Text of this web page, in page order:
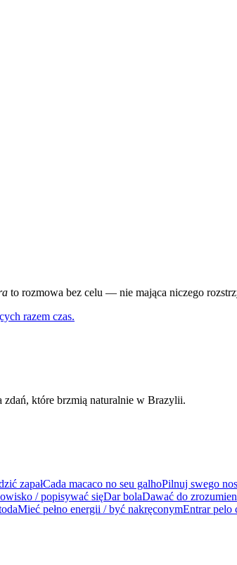
to rozmowa bez celu — nie mająca niczego
razem czas.
które brzmią naturalnie w Brazylii.
zapałCada macaco no seu galhoPilnuj swego
/ popisywać sięDar bolaDawać do
Mieć pełno energii / być nakręconymEntrar pelo